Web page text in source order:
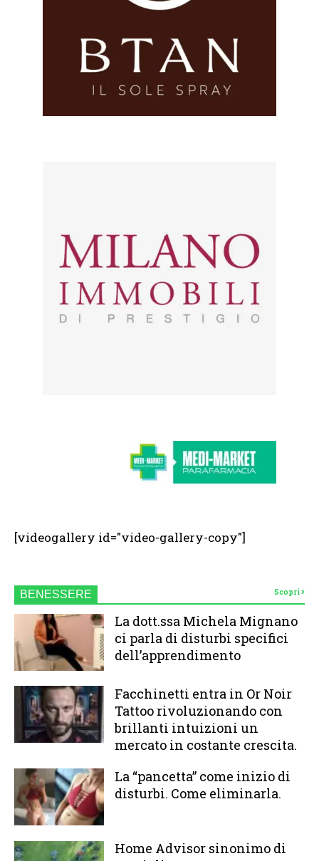
[videogallery id="video-gallery-copy"]
BENESSERE Scopri
La dott.ssa Michela Mignano
ci parla di disturbi specifici
dell’apprendimento
Facchinetti entra in Or Noir
Tattoo rivoluzionando con
brillanti intuizioni un
mercato in costante crescita.
La “pancetta” come inizio di
disturbi. Come eliminarla.
Home Advisor sinonimo di